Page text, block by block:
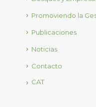
Promoviendo la
Publicaciones
Noticias
Contacto
CAT